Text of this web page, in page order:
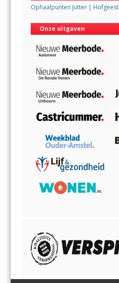
Ophaalpunten Jutter | Hofgeest
Onze uitgaven